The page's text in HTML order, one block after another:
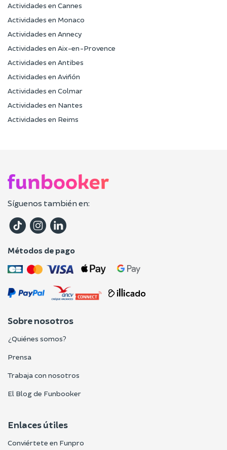
Actividades en Cannes
Actividades en Monaco
Actividades en Annecy
Actividades en Aix-en-Provence
Actividades en Antibes
Actividades en Aviñón
Actividades en Colmar
Actividades en Nantes
Actividades en Reims
Síguenos también en:
Métodos de pago
Sobre nosotros
¿Quiénes somos?
Prensa
Trabaja con nosotros
El Blog de Funbooker
Enlaces útiles
Conviértete en Funpro